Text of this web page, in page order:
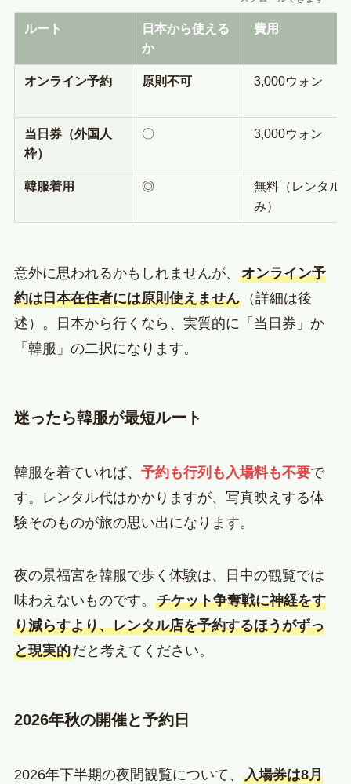
ルート
日本から使える
か
費用
オンライン予約 原則不可 3,000ウォン
当日券（外国人
枠）
〇 3,000ウォン
韓服着用 ◎
無料（レンタル
み）
意外に思われるかもしれませんが、 オンライン予
約は日本在住者には原則使えません（詳細は後
述）。日本から行くなら、実質的に「当日券」か
「韓服」の二択になります。
迷ったら韓服が最短ルート
韓服を着ていれば、 予約も行列も入場料も不要で
す。レンタル代はかかりますが、写真映えする体
験そのものが旅の思い出になります。
夜の景福宮を韓服で歩く体験は、日中の観覧では
味わえないものです。 チケット争奪戦に神経をす
り減らすより、レンタル店を予約するほうがずっ
と現実的だと考えてください。
2026年秋の開催と予約日
2026年下半期の夜間観覧について、 入場券は8月